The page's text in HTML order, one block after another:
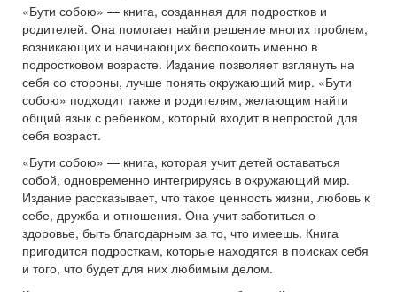
«Бути собою» — книга, созданная для подростков и
родителей. Она помогает найти решение многих проблем,
возникающих и начинающих беспокоить именно в
подростковом возрасте. Издание позволяет взглянуть на
себя со стороны, лучше понять окружающий мир. «Бути
собою» подходит также и родителям, желающим найти
общий язык с ребенком, который входит в непростой для
себя возраст.
«Бути собою» — книга, которая учит детей оставаться
собой, одновременно интегрируясь в окружающий мир.
Издание рассказывает, что такое ценность жизни, любовь к
себе, дружба и отношения. Она учит заботиться о
здоровье, быть благодарным за то, что имеешь. Книга
пригодится подросткам, которые находятся в поисках себя
и того, что будет для них любимым делом.